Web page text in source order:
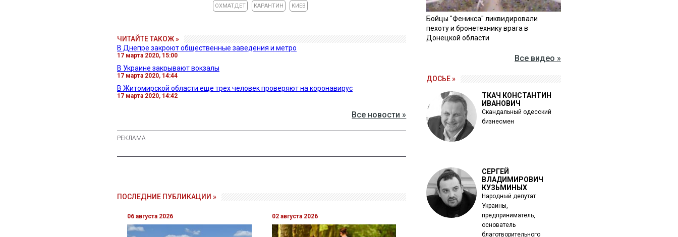
ОХМАТДЕТ КАРАНТИН КИЕВ
ЧИТАЙТЕ ТАКОЖ »
В Днепре закроют общественные заведения и метро
17 марта 2020, 15:00
В Украине закрывают вокзалы
17 марта 2020, 14:44
В Житомирской области еще трех человек проверяют на коронавирус
17 марта 2020, 14:42
Все новости »
ПОСЛЕДНИЕ ПУБЛИКАЦИИ »
06 августа 2026 02 августа 2026
Бойцы "Феникса" ликвидировали
пехоту и бронетехнику врага в
Донецкой области
Все видео »
ДОСЬЕ »
ТКАЧ КОНСТАНТИН
ИВАНОВИЧ
Скандальный одесский
бизнесмен
СЕРГЕЙ
ВЛАДИМИРОВИЧ
КУЗЬМИНЫХ
Народный депутат
Украины,
предприниматель,
основатель
благотворительного